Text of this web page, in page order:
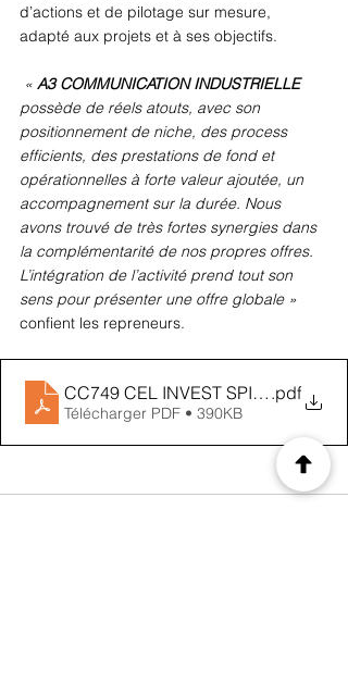
d’actions et de pilotage sur mesure,
adapté aux projets et à ses objectifs.
« A3 COMMUNICATION INDUSTRIELLE
possède de réels atouts, avec son
positionnement de niche, des process
efficients, des prestations de fond et
opérationnelles à forte valeur ajoutée, un
accompagnement sur la durée. Nous
avons trouvé de très fortes synergies dans
la complémentarité de nos propres offres.
L’intégration de l’activité prend tout son
sens pour présenter une offre globale »
confient les repreneurs.
CC749 CEL INVEST SPIRALE
.pdf
Télécharger PDF • 390KB